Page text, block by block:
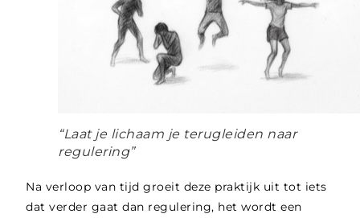
“Laat je lichaam je terugleiden naar
regulering”
Na verloop van tijd groeit deze praktijk uit tot iets
dat verder gaat dan regulering, het wordt een